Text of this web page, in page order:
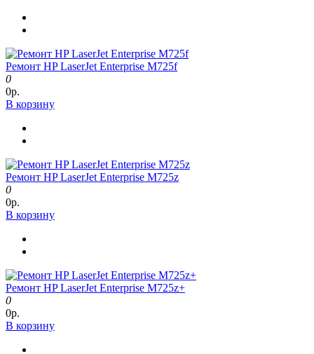
Ремонт HP LaserJet Enterprise M725f
0
0р.
В корзину
Ремонт HP LaserJet Enterprise M725z
0
0р.
В корзину
Ремонт HP LaserJet Enterprise M725z+
0
0р.
В корзину